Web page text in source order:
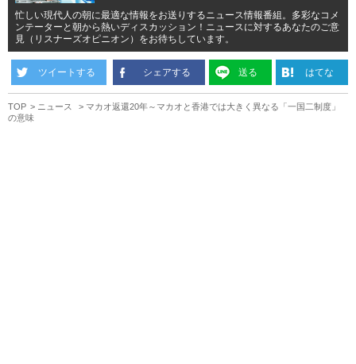
忙しい現代人の朝に最適な情報をお送りするニュース情報番組。多彩なコメ
ンテーターと朝から熱いディスカッション！ニュースに対するあなたのご意
見（リスナーズオピニオン）をお待ちしています。
ツイートする シェアする 送る はてな
TOP ニュース
マカオ返還20年～マカオと香港では大きく異なる「一国二制度」
の意味